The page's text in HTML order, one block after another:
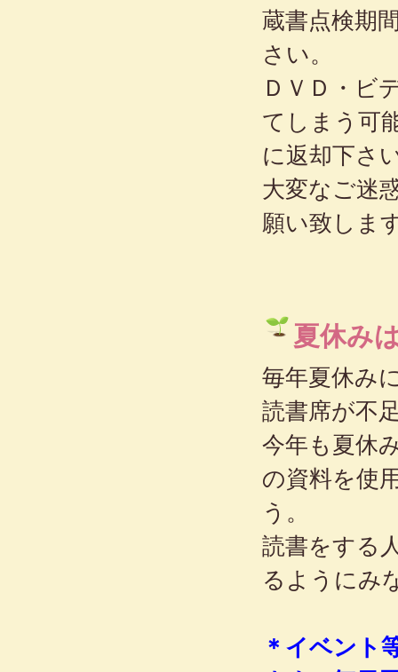
蔵書点検期
さい。
ＤＶＤ・ビ
てしまう可
に返却下さ
大変なご迷
願い致しま
夏休み
毎年夏休み
読書席が不
今年も夏休
の資料を使
う。
読書をする
るようにみ
＊イベント